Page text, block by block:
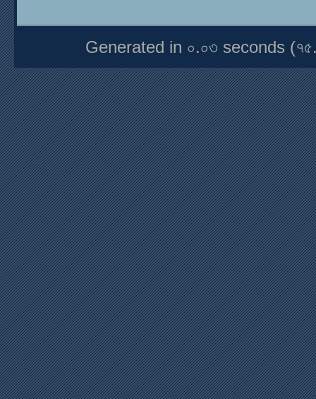
Generated in ০.০৩ seconds